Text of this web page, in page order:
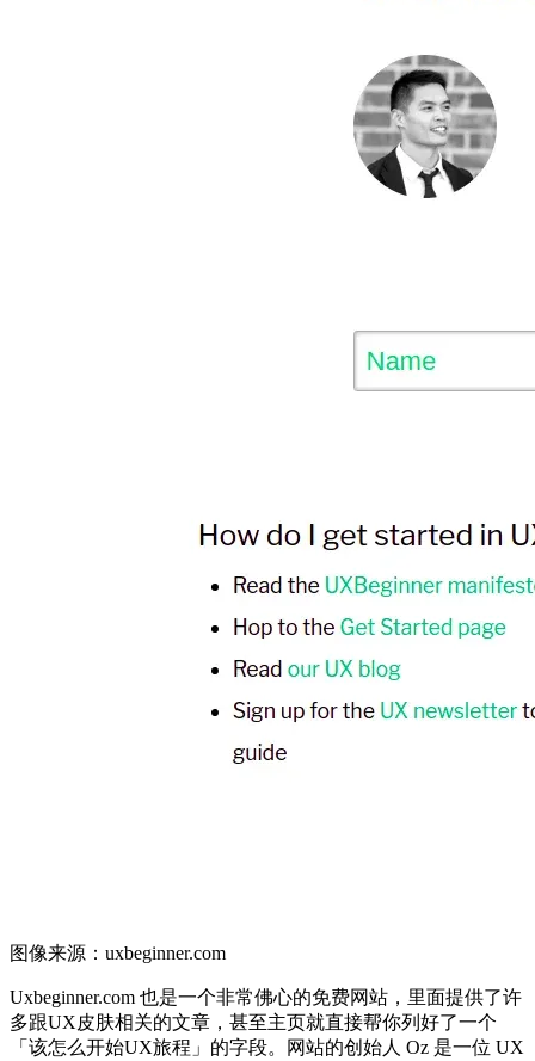
图像来源：uxbeginner.com
Uxbeginner.com 也是一个非常佛心的免费网站，里面提供了许
多跟UX皮肤相关的文章，甚至主页就直接帮你列好了一个
「该怎么开始UX旅程」的字段。网站的创始人 Oz 是一位 UX